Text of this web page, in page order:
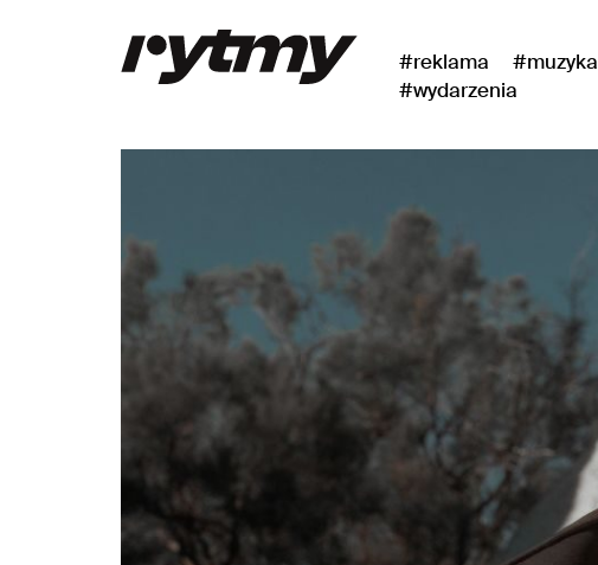
#reklama #muzyka
#wydarzenia